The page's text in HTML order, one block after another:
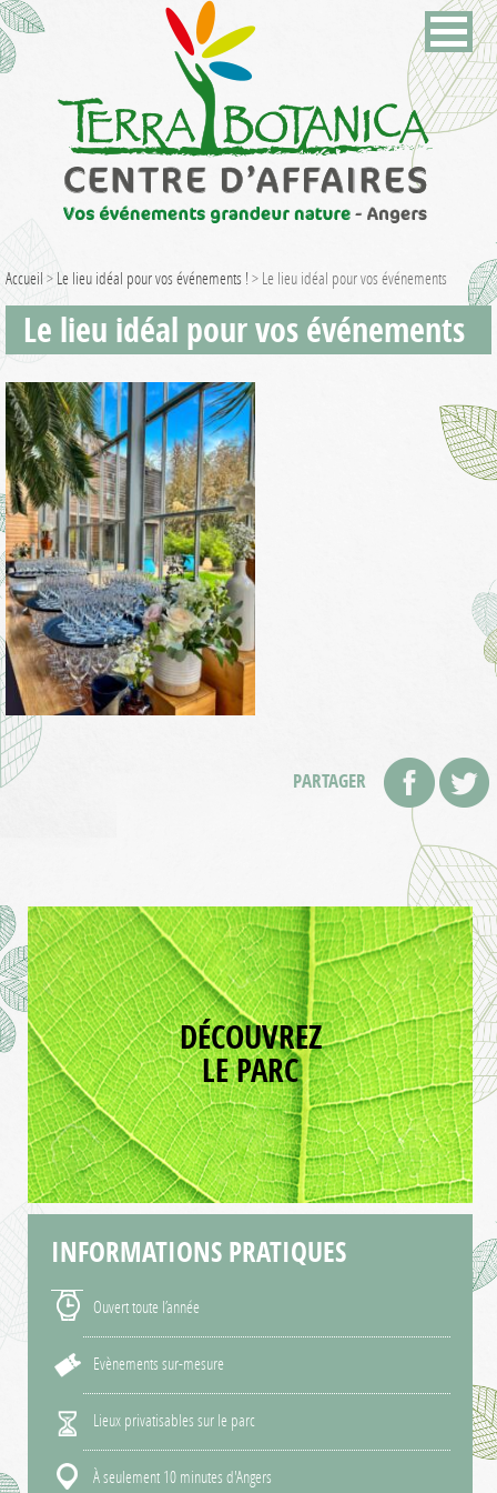
Accueil > Le lieu idéal pour vos événements ! > Le lieu idéal pour vos événements
Le lieu idéal pour vos événements
PARTAGER
DÉCOUVREZ
LE PARC
INFORMATIONS PRATIQUES
Ouvert toute l’année
Evènements sur-mesure
Lieux privatisables sur le parc
À seulement 10 minutes d'Angers